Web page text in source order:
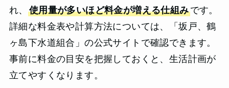
れ、 使用量が多いほど料金が増える仕組みです。
詳細な料金表や計算方法については、「坂戸、鶴
ヶ島下水道組合」の公式サイトで確認できます。
事前に料金の目安を把握しておくと、生活計画が
立てやすくなります。